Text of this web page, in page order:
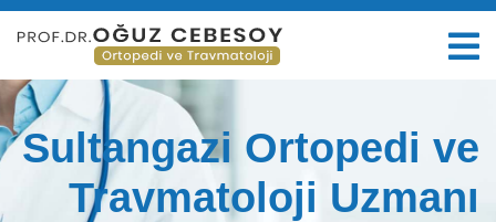
Sultangazi Ortopedi ve
Travmatoloji Uzmanı